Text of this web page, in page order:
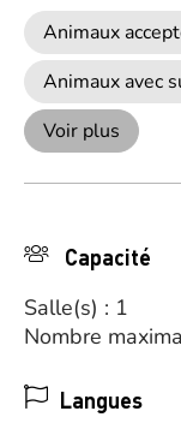
Animaux
Animaux avec
Voir plus
Capacité
Salle(s) : 1
Nombre
Langues